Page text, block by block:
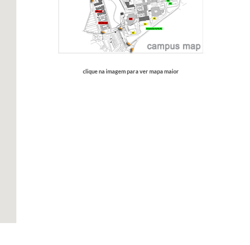
clique na imagem para ver mapa maior